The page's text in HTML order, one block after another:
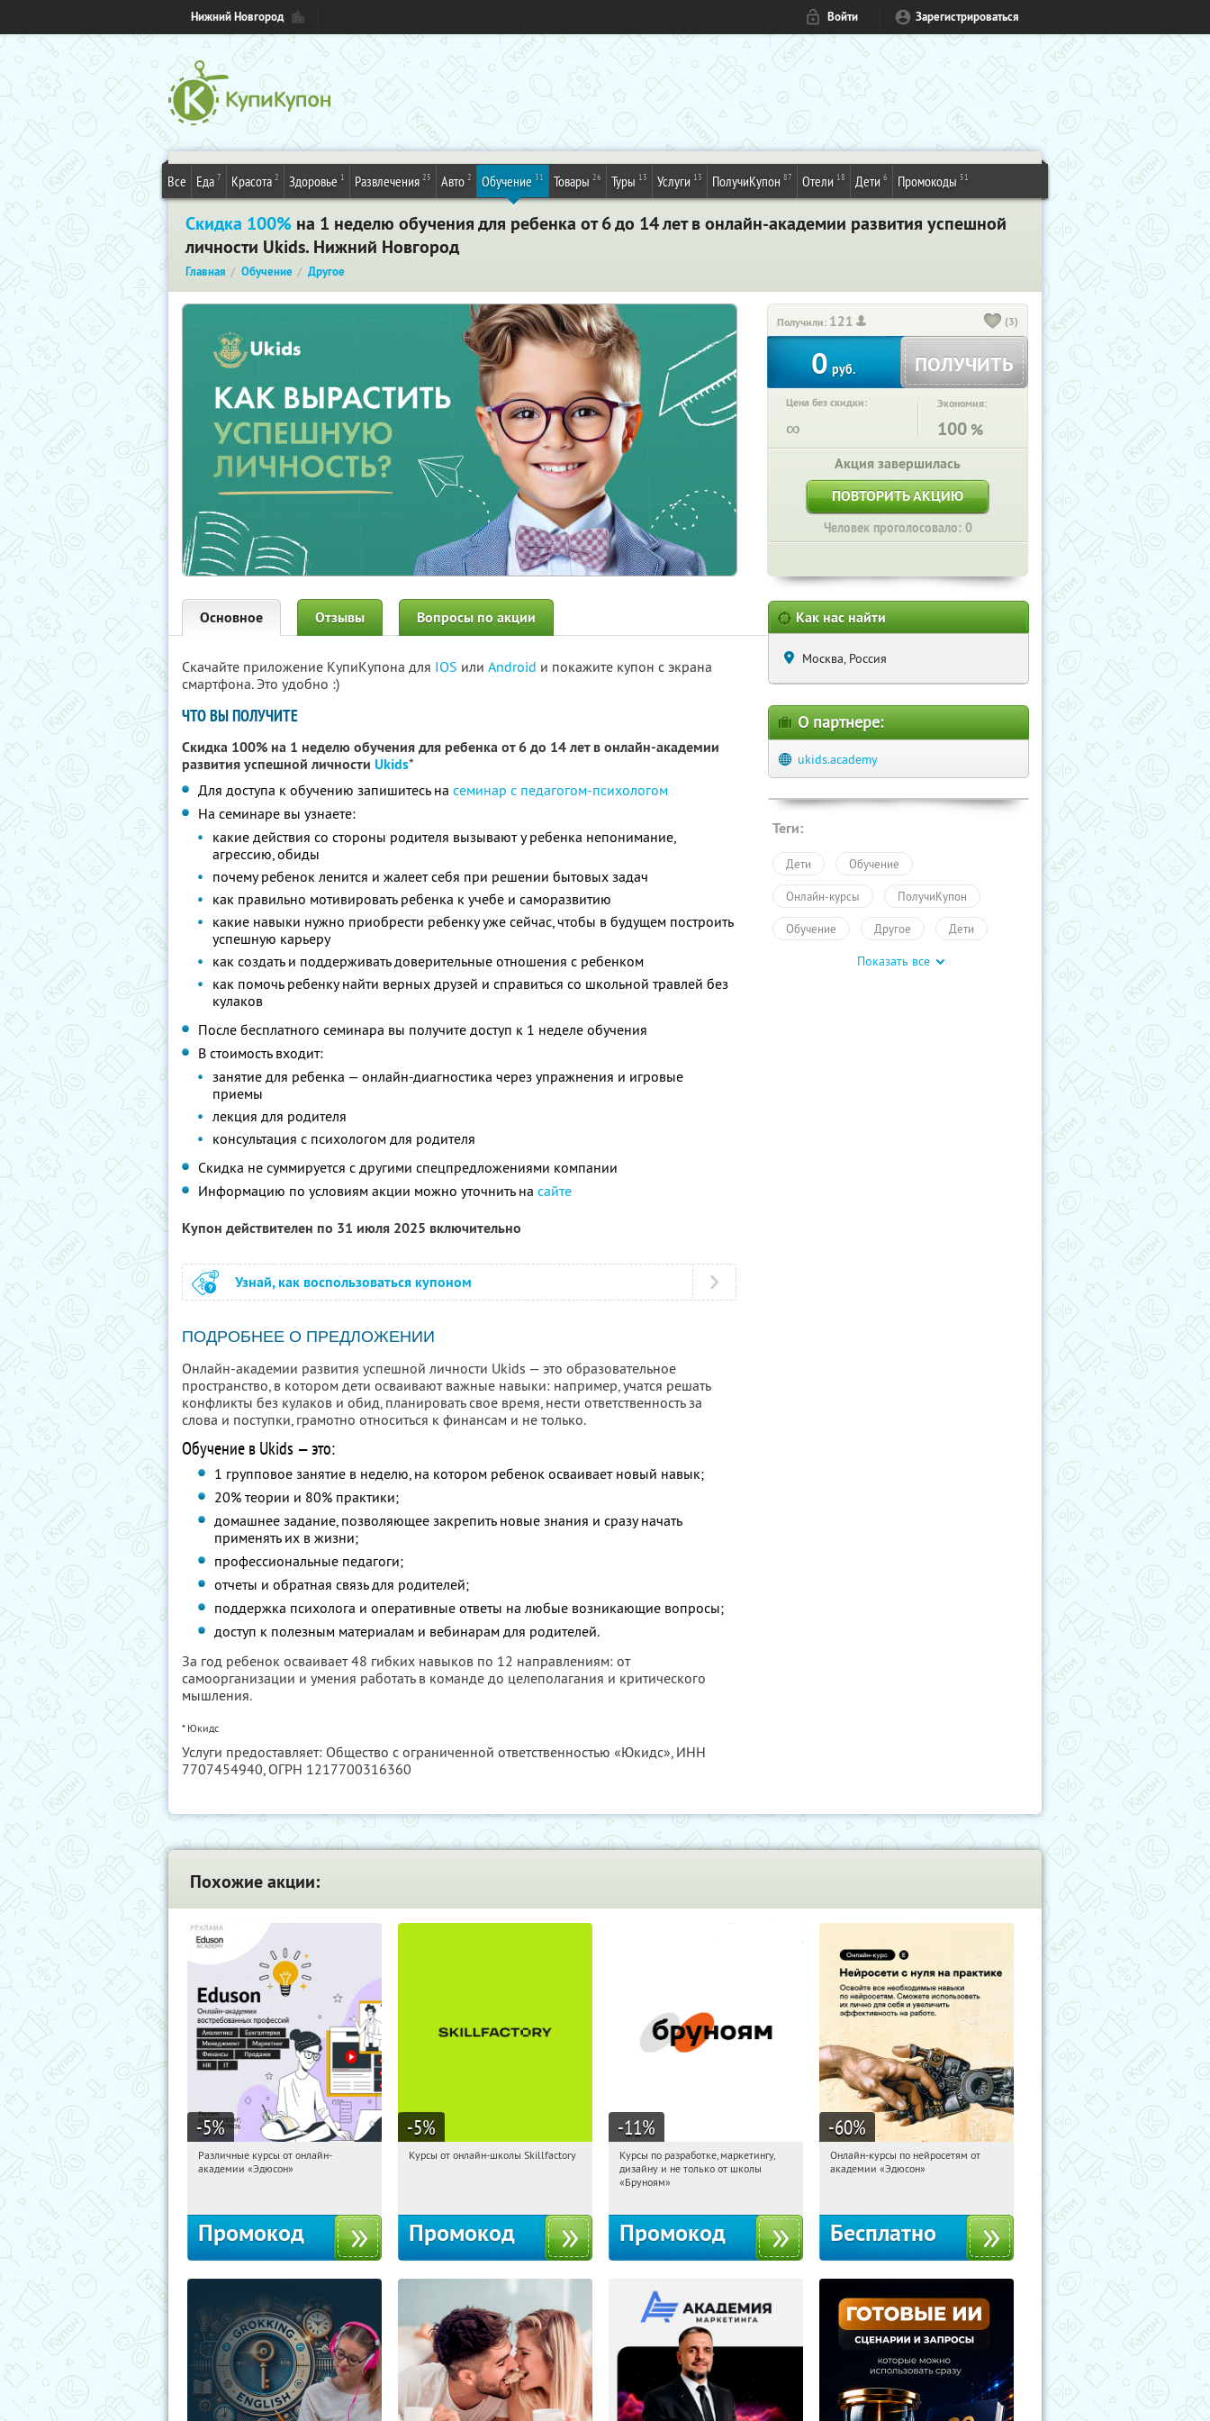
Нижний Новгород Войти Зарегистрироваться
Все Еда 7 Красота 2 Здоровье 1 Развлечения 25 Авто 2 Обучение 31 Товары 26 Туры 13 Услуги 13 ПолучиКупон 87 Отели 18 Дети 6 Промокоды 51
Скидка 100% на 1 неделю обучения для ребенка от 6 до 14 лет в онлайн-академии развития успешной
личности Ukids. Нижний Новгород
Главная Обучение Другое
Получили: 121 (3)
0 руб. ПОЛУЧИТЬ
Цена без скидки:
∞
Экономия:
100 %
Акция завершилась
ПОВТОРИТЬ АКЦИЮ
Человек проголосовало: 0
Основное Отзывы Вопросы по акции
Скачайте приложение КупиКупона для IOS или Android и покажите купон с экрана
смартфона. Это удобно :)
ЧТО ВЫ ПОЛУЧИТЕ
Скидка 100% на 1 неделю обучения для ребенка от 6 до 14 лет в онлайн-академии
развития успешной личности Ukids*
Для доступа к обучению запишитесь на семинар с педагогом-психологом
На семинаре вы узнаете:
какие действия со стороны родителя вызывают у ребенка непонимание,
агрессию, обиды
почему ребенок ленится и жалеет себя при решении бытовых задач
как правильно мотивировать ребенка к учебе и саморазвитию
какие навыки нужно приобрести ребенку уже сейчас, чтобы в будущем построить
успешную карьеру
как создать и поддерживать доверительные отношения с ребенком
как помочь ребенку найти верных друзей и справиться со школьной травлей без
кулаков
После бесплатного семинара вы получите доступ к 1 неделе обучения
В стоимость входит:
занятие для ребенка — онлайн-диагностика через упражнения и игровые
приемы
лекция для родителя
консультация с психологом для родителя
Скидка не суммируется с другими спецпредложениями компании
Информацию по условиям акции можно уточнить на сайте
Купон действителен по 31 июля 2025 включительно
Узнай, как воспользоваться купоном
ПОДРОБНЕЕ О ПРЕДЛОЖЕНИИ
Онлайн-академии развития успешной личности Ukids — это образовательное
пространство, в котором дети осваивают важные навыки: например, учатся решать
конфликты без кулаков и обид, планировать свое время, нести ответственность за
слова и поступки, грамотно относиться к финансам и не только.
Обучение в Ukids — это:
1 групповое занятие в неделю, на котором ребенок осваивает новый навык;
20% теории и 80% практики;
домашнее задание, позволяющее закрепить новые знания и сразу начать
применять их в жизни;
профессиональные педагоги;
отчеты и обратная связь для родителей;
поддержка психолога и оперативные ответы на любые возникающие вопросы;
доступ к полезным материалам и вебинарам для родителей.
За год ребенок осваивает 48 гибких навыков по 12 направлениям: от
самоорганизации и умения работать в команде до целеполагания и критического
мышления.
* Юкидс
Услуги предоставляет: Общество с ограниченной ответственностью «Юкидс», ИНН
7707454940, ОГРН 1217700316360
Как нас найти
Москва, Россия
О партнере:
ukids.academy
Теги:
Дети Обучение
Онлайн-курсы ПолучиКупон
Обучение Другое Дети
Показать все
Похожие акции:
-5%
11:59:03 Получили:
Различные курсы от онлайн-
академии «Эдюсон»
Промокод
-5%
11:59:03
Получи первым!
Курсы от онлайн-школы Skillfactory
Промокод
-11%
11:59:03
Получи первым!
Россия
Курсы по разработке, маркетингу,
дизайну и не только от школы
«Бруноям»
Промокод
-60%
11:59:03 Получили:
Онлайн-курсы по нейросетям от
академии «Эдюсон»
Бесплатно